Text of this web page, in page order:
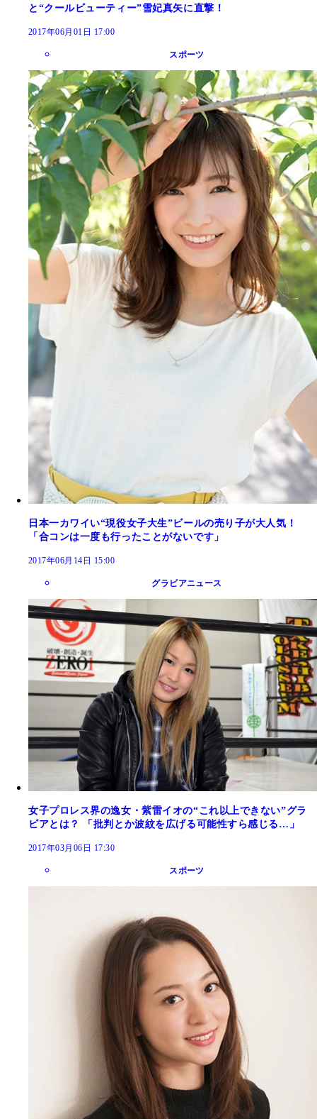
と“クールビューティー”雪妃真矢に直撃！
2017年06月01日 17:00
スポーツ
日本一カワイい“現役女子大生”ビールの売り子が大人気！
「合コンは一度も行ったことがないです」
2017年06月14日 15:00
グラビアニュース
女子プロレス界の逸女・紫雷イオの“これ以上できない”グラ
ビアとは？ 「批判とか波紋を広げる可能性すら感じる…」
2017年03月06日 17:30
スポーツ